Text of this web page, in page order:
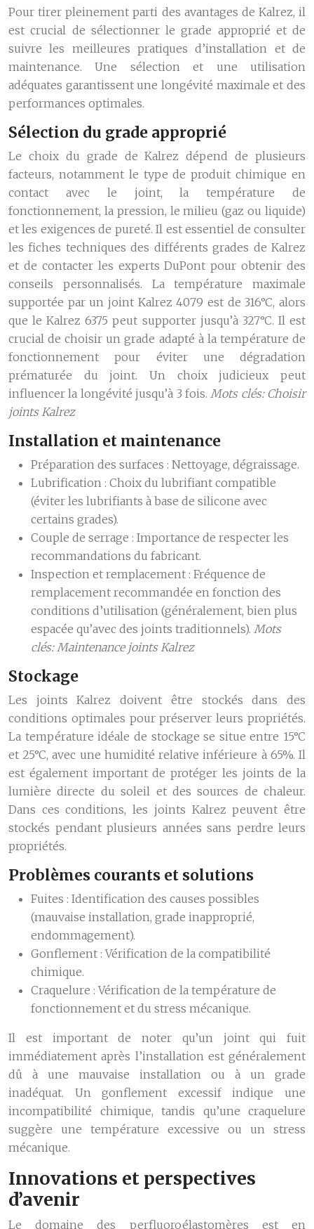
Pour tirer pleinement parti des avantages de Kalrez, il
est crucial de sélectionner le grade approprié et de
suivre les meilleures pratiques d’installation et de
maintenance. Une sélection et une utilisation
adéquates garantissent une longévité maximale et des
performances optimales.
Sélection du grade approprié
Le choix du grade de Kalrez dépend de plusieurs
facteurs, notamment le type de produit chimique en
contact avec le joint, la température de
fonctionnement, la pression, le milieu (gaz ou liquide)
et les exigences de pureté. Il est essentiel de consulter
les fiches techniques des différents grades de Kalrez
et de contacter les experts DuPont pour obtenir des
conseils personnalisés. La température maximale
supportée par un joint Kalrez 4079 est de 316°C, alors
que le Kalrez 6375 peut supporter jusqu’à 327°C. Il est
crucial de choisir un grade adapté à la température de
fonctionnement pour éviter une dégradation
prématurée du joint. Un choix judicieux peut
influencer la longévité jusqu’à 3 fois.Mots clés: Choisir
joints Kalrez
Installation et maintenance
Préparation des surfaces : Nettoyage, dégraissage.
Lubrification : Choix du lubrifiant compatible
(éviter les lubrifiants à base de silicone avec
certains grades).
Couple de serrage : Importance de respecter les
recommandations du fabricant.
Inspection et remplacement : Fréquence de
remplacement recommandée en fonction des
conditions d’utilisation (généralement, bien plus
espacée qu’avec des joints traditionnels). Mots
clés: Maintenance joints Kalrez
Stockage
Les joints Kalrez doivent être stockés dans des
conditions optimales pour préserver leurs propriétés.
La température idéale de stockage se situe entre 15°C
et 25°C, avec une humidité relative inférieure à 65%. Il
est également important de protéger les joints de la
lumière directe du soleil et des sources de chaleur.
Dans ces conditions, les joints Kalrez peuvent être
stockés pendant plusieurs années sans perdre leurs
propriétés.
Problèmes courants et solutions
Fuites : Identification des causes possibles
(mauvaise installation, grade inapproprié,
endommagement).
Gonflement :Vérification de la compatibilité
chimique.
Craquelure :Vérification de la température de
fonctionnement et du stress mécanique.
Il est important de noter qu’un joint qui fuit
immédiatement après l’installation est généralement
dû à une mauvaise installation ou à un grade
inadéquat. Un gonflement excessif indique une
incompatibilité chimique, tandis qu’une craquelure
suggère une température excessive ou un stress
mécanique.
Innovations et perspectives
d’avenir
Le domaine des perfluoroélastomères est en